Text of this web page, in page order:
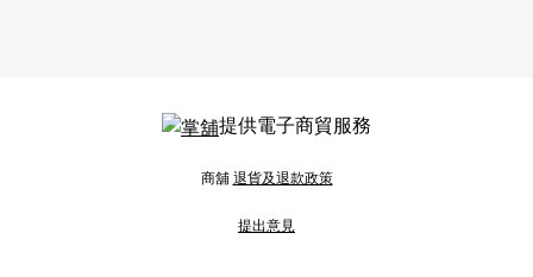
提供電子商貿服務
商舖退貨及退款政策
提出意見